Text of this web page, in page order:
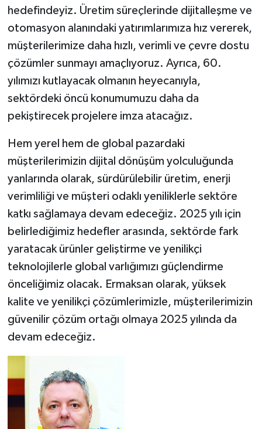
hedefindeyiz. Üretim süreçlerinde dijitalleşme ve
otomasyon alanındaki yatırımlarımıza hız vererek,
müşterilerimize daha hızlı, verimli ve çevre dostu
çözümler sunmayı amaçlıyoruz. Ayrıca, 60.
yılımızı kutlayacak olmanın heyecanıyla,
sektördeki öncü konumumuzu daha da
pekiştirecek projelere imza atacağız.
Hem yerel hem de global pazardaki
müşterilerimizin dijital dönüşüm yolculuğunda
yanlarında olarak, sürdürülebilir üretim, enerji
verimliliği ve müşteri odaklı yeniliklerle sektöre
katkı sağlamaya devam edeceğiz. 2025 yılı için
belirlediğimiz hedefler arasında, sektörde fark
yaratacak ürünler geliştirme ve yenilikçi
teknolojilerle global varlığımızı güçlendirme
önceliğimiz olacak. Ermaksan olarak, yüksek
kalite ve yenilikçi çözümlerimizle, müşterilerimizin
güvenilir çözüm ortağı olmaya 2025 yılında da
devam edeceğiz.